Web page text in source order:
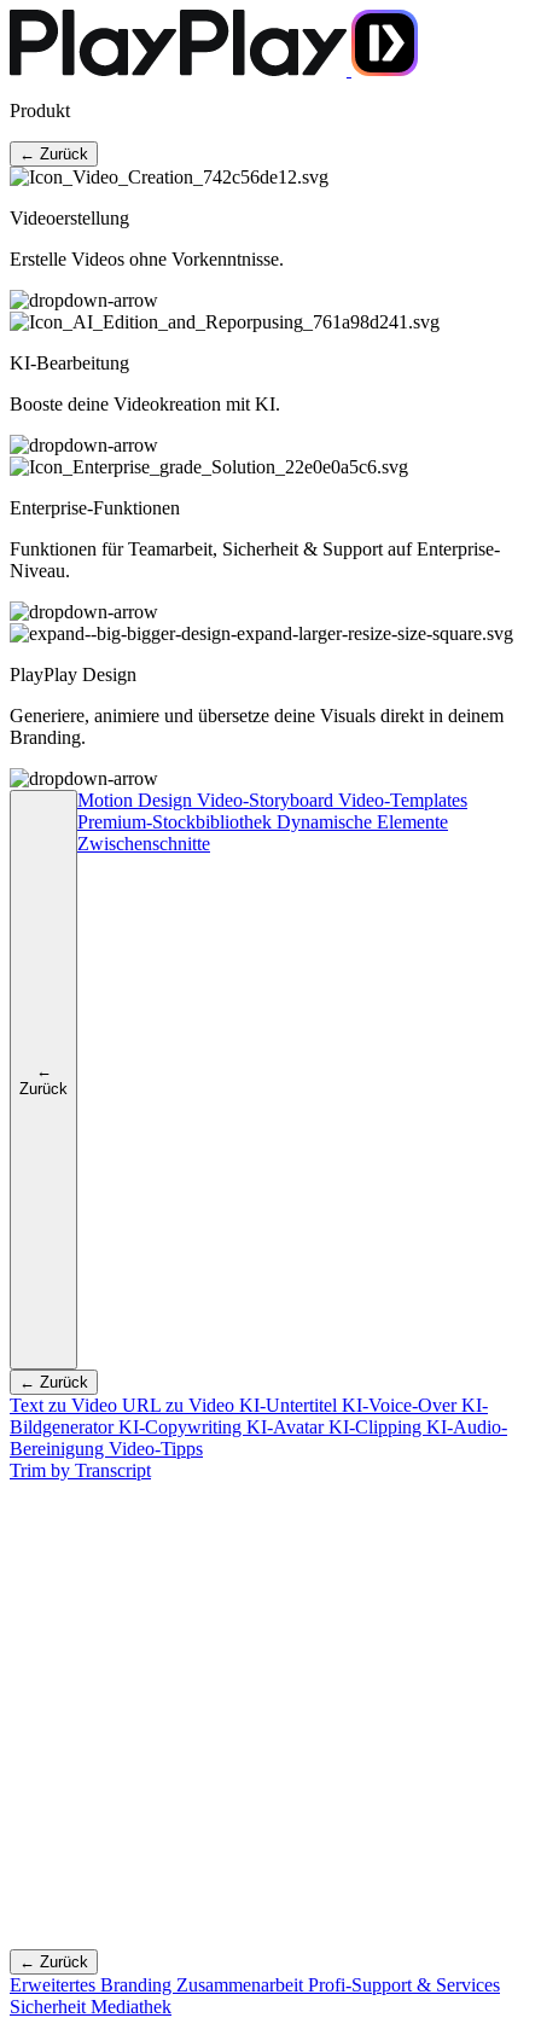
Produkt
← Zurück
Videoerstellung
Erstelle Videos ohne Vorkenntnisse.
KI-Bearbeitung
Booste deine Videokreation mit KI.
Enterprise-Funktionen
Funktionen für Teamarbeit, Sicherheit & Support auf Enterprise-
Niveau.
PlayPlay Design
Generiere, animiere und übersetze deine Visuals direkt in deinem
Branding.
←
Zurück
Motion Design Video-Storyboard Video-Templates
Premium-Stockbibliothek Dynamische Elemente
Zwischenschnitte
← Zurück
Text zu Video URL zu Video KI-Untertitel KI-Voice-OverKI-
BildgeneratorKI-Copywriting KI-AvatarKI-Clipping KI-Audio-
Bereinigung Video-Tipps
Trim by Transcript
← Zurück
Erweitertes Branding Zusammenarbeit Profi-Support & Services
Sicherheit Mediathek